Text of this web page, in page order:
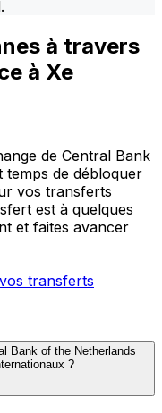
à travers
à Xe
de Central Bank
temps de débloquer
vos transferts
est à quelques
et faites avancer
transferts
Bank of the Netherlands
?